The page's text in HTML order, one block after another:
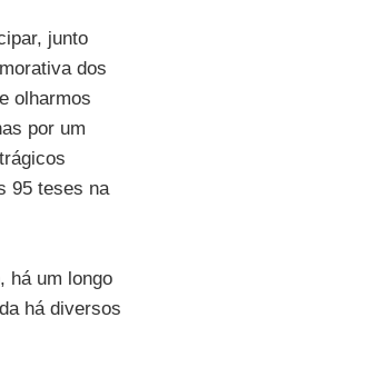
junto
dos
olharmos
por um
95 teses na
há um longo
há diversos